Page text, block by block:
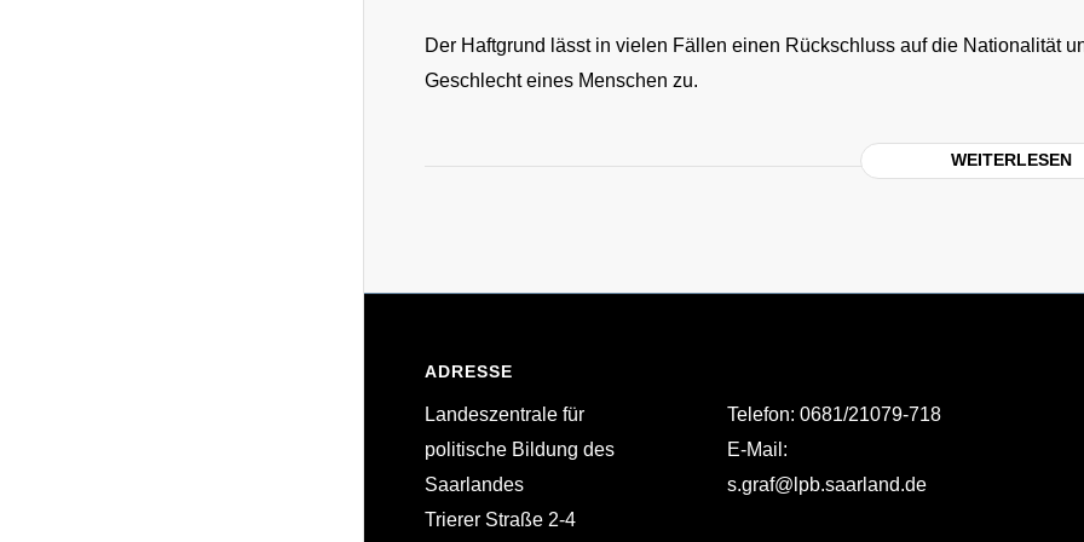
Der Haftgrund lässt in vielen Fällen einen Rückschluss auf die Nationalität
Geschlecht eines Menschen zu.
WEITERLESEN
ADRESSE
Landeszentrale für
politische Bildung des
Saarlandes
Trierer Straße 2-4
Telefon: 0681/21079-718
E-Mail:
s.graf@lpb.saarland.de